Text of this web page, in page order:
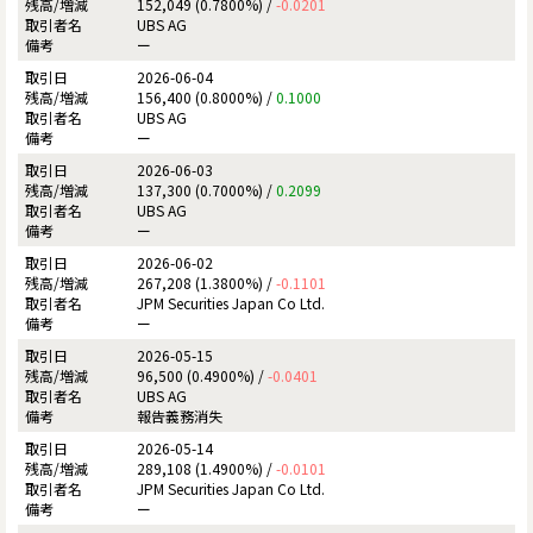
UBS AG
ー
2026-06-04
156,400 (0.8000%) /0.1000
UBS AG
ー
2026-06-03
137,300 (0.7000%) /0.2099
UBS AG
ー
2026-06-02
267,208 (1.3800%) /-0.1101
JPM Securities Japan Co Ltd.
ー
2026-05-15
96,500 (0.4900%) /-0.0401
UBS AG
報告義務消失
2026-05-14
289,108 (1.4900%) /-0.0101
JPM Securities Japan Co Ltd.
ー